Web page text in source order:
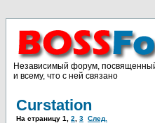
Независимый форум,
и всему, что с ней связано
Curstation
На страницу 1 2 3 След.